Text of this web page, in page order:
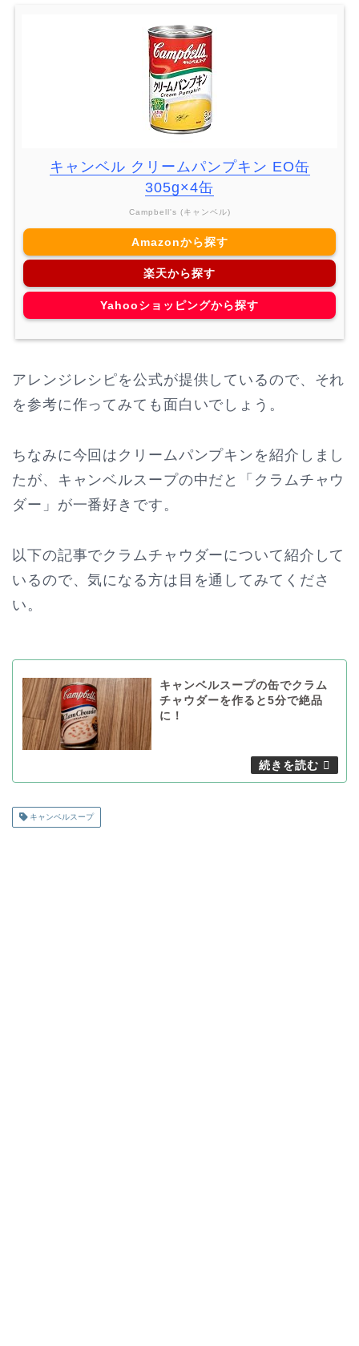
キャンベル クリームパンプキン EO缶
305g×4缶
Campbell's (キャンベル)
Amazonから探す
楽天から探す
Yahooショッピングから探す
アレンジレシピを公式が提供しているので、それ
を参考に作ってみても面白いでしょう。
ちなみに今回はクリームパンプキンを紹介しまし
たが、キャンベルスープの中だと「クラムチャウ
ダー」が一番好きです。
以下の記事でクラムチャウダーについて紹介して
いるので、気になる方は目を通してみてくださ
い。
キャンベルスープの缶でクラム
チャウダーを作ると5分で絶品
に！
キャンベルスープ